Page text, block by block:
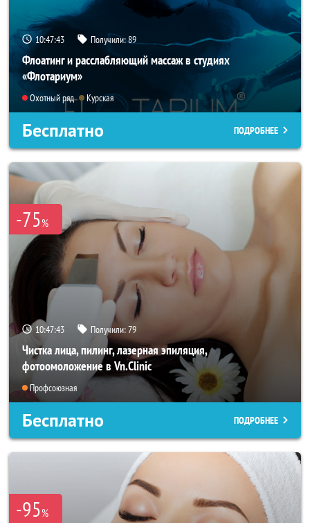
10:47:40 Получили:89
Флоатинг и расслабляющий массаж в студиях
«Флотариум»
Охотный ряд Курская
Бесплатно ПОДРОБНЕЕ
-75%
10:47:40 Получили:79
Чистка лица, пилинг, лазерная эпиляция,
фотоомоложение в Vn.Clinic
Профсоюзная
Бесплатно ПОДРОБНЕЕ
-95%